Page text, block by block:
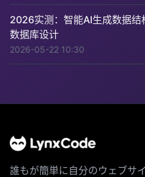
2026实测：智能AI生成数据结
数据库设计
2026-05-22 10:30
誰もが簡単に自分のウェブサ